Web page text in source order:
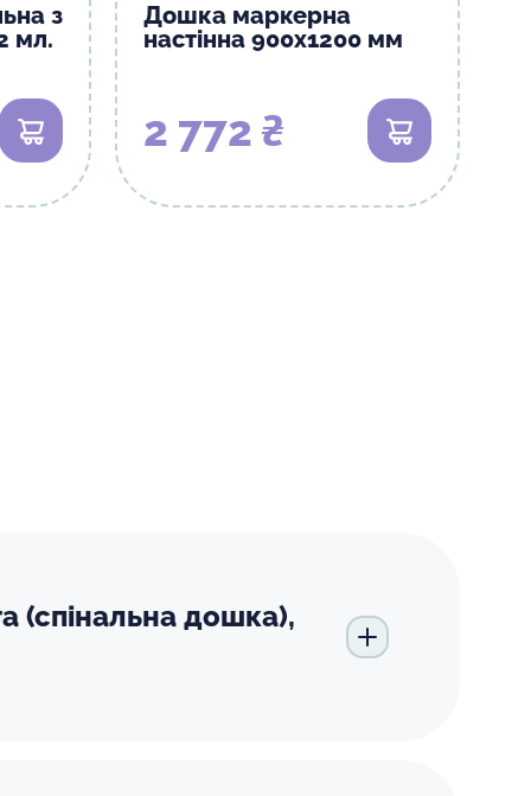
з
мл.
В кошик
Дошка маркерна
настінна 900х1200 мм
2 772 ₴ В кошик
(спінальна дошка),